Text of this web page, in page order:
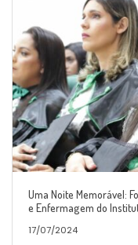
Uma Noite Memorável:
e Enfermagem do
17/07/2024